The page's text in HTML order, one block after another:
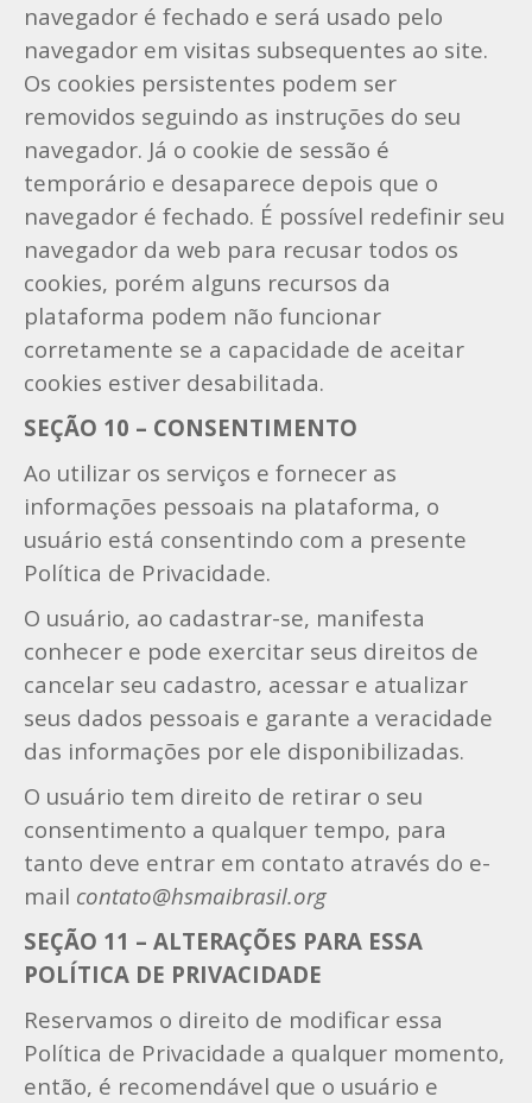
navegador é fechado e será usado pelo
navegador em visitas subsequentes ao site.
Os cookies persistentes podem ser
removidos seguindo as instruções do seu
navegador. Já o cookie de sessão é
temporário e desaparece depois que o
navegador é fechado. É possível redefinir seu
navegador da web para recusar todos os
cookies, porém alguns recursos da
plataforma podem não funcionar
corretamente se a capacidade de aceitar
cookies estiver desabilitada.
SEÇÃO 10 – CONSENTIMENTO
Ao utilizar os serviços e fornecer as
informações pessoais na plataforma, o
usuário está consentindo com a presente
Política de Privacidade.
O usuário, ao cadastrar-se, manifesta
conhecer e pode exercitar seus direitos de
cancelar seu cadastro, acessar e atualizar
seus dados pessoais e garante a veracidade
das informações por ele disponibilizadas.
O usuário tem direito de retirar o seu
consentimento a qualquer tempo, para
tanto deve entrar em contato através do e-
mail contato@hsmaibrasil.org
SEÇÃO 11 – ALTERAÇÕES PARA ESSA
POLÍTICA DE PRIVACIDADE
Reservamos o direito de modificar essa
Política de Privacidade a qualquer momento,
então, é recomendável que o usuário e